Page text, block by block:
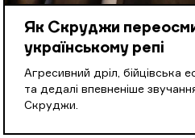
Як Скруджи
українському репі
Агресивний дріл, бійцівська
та дедалі впевненіше
Скруджи.